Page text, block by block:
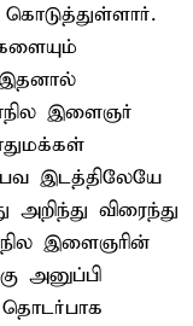
இதனால்
இளைஞர்
இடத்திலேயே
அறிந்து விரைந்து
இளைஞரின்
அனுப்பி